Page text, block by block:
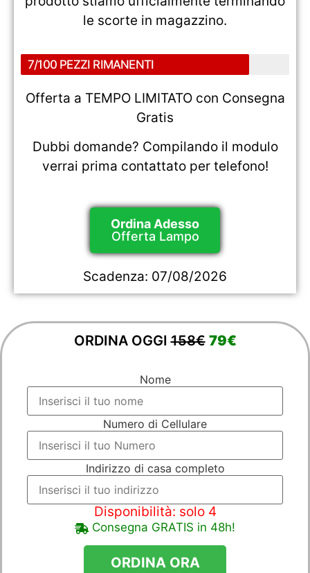
le scorte in magazzino.
7/100 PEZZI RIMANENTI
Offerta a TEMPO LIMITATO con Consegna
Gratis
Dubbi domande? Compilando il modulo
verrai prima contattato per telefono!
Ordina Adesso
Offerta Lampo
Scadenza: 07/08/2026
ORDINA OGGI158€ 79€
Nome
Numero di Cellulare
Indirizzo di casa completo
Disponibilità: solo 4
Consegna GRATIS in 48h!